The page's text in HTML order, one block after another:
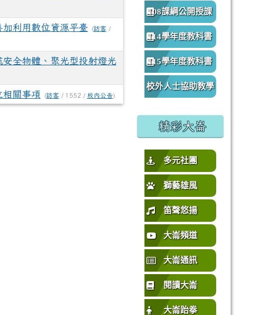
利用數位資源平臺 (訪客 /
全物體、聚光型投射燈光
相關事項 (訪客 / 1552 / 校內公告)
畫
108課綱公開授課
專區
114學年度教科書
版本
115學年度教科書
版本
校外人士協助教學
精彩大崙
多元社團
獅藝雄風
笛聲悠揚
大崙頻道
大崙通訊
閱讀大崙
大崙跆拳